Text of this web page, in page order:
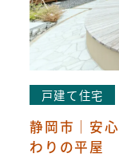
戸建て住宅
静岡市｜安
わりの平屋